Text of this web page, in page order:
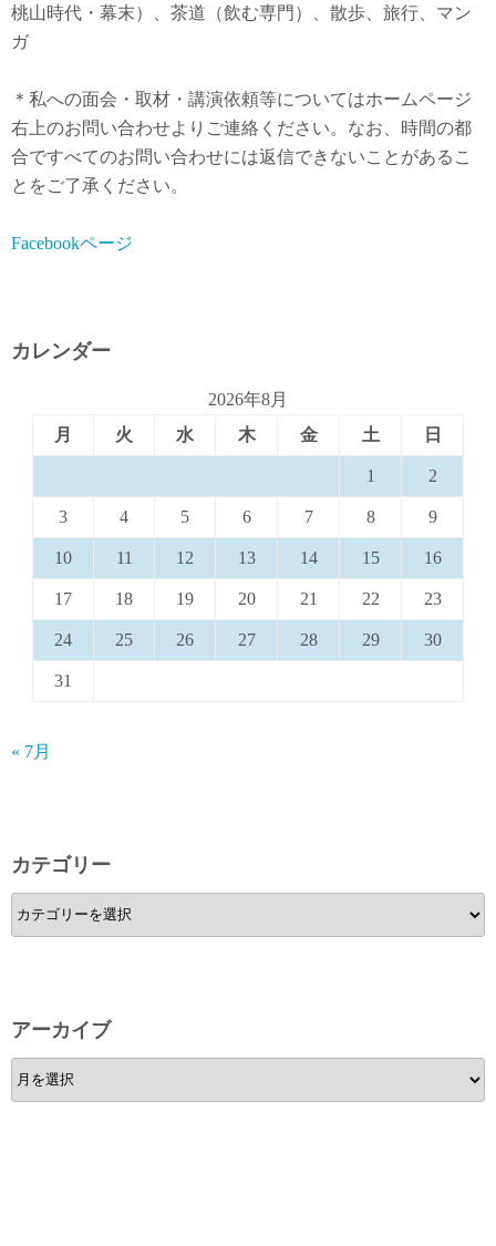
桃山時代・幕末）、茶道（飲む専門）、散歩、旅行、マン
ガ
＊私への面会・取材・講演依頼等についてはホームページ
右上のお問い合わせよりご連絡ください。なお、時間の都
合ですべてのお問い合わせには返信できないことがあるこ
とをご了承ください。
Facebookページ
カレンダー
2026年8月
月
火 水 木 金 土 日
1 2
3 4 5 6 7 8 9
10 11 12 13 14 15 16
17 18 19 20 21 22 23
24 25 26 27 28 29 30
31
« 7月
カテゴリー
カ
テ
ー
アーカイブ
ア
ー